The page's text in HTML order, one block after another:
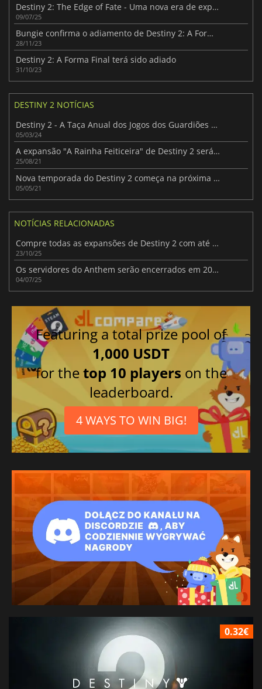
Destiny 2: The Edge of Fate - Uma nova era de exploração
09/07/25
Bungie confirma o adiamento de Destiny 2: A Forma Final
28/11/23
Destiny 2: A Forma Final terá sido adiado
31/10/23
DESTINY 2 NOTÍCIAS
Destiny 2 - A Taça Anual dos Jogos dos Guardiões está de volta!
05/03/24
A expansão "A Rainha Feiticeira" de Destiny 2 será lançada em 2022
25/08/21
Nova temporada do Destiny 2 começa na próxima segunda-feira
05/05/21
NOTÍCIAS RELACIONADAS
Compre todas as expansões de Destiny 2 com até 95% de desconto na Green Man Gaming
23/10/25
Os servidores do Anthem serão encerrados em 2026: o fim de uma aventura de ficção científica
04/07/25
Featuring a total prize pool of
1,000 USDT
for thetop 10 players on the
leaderboard.
4 WAYS TO WIN BIG!
0.32€